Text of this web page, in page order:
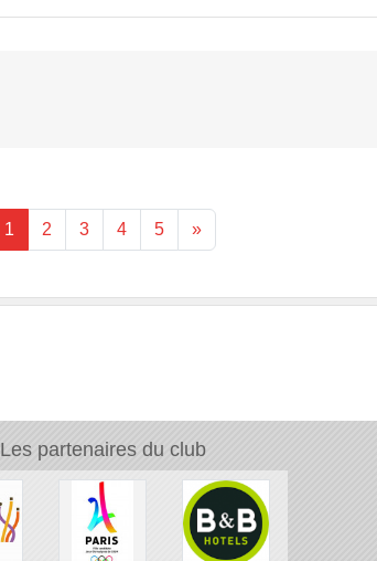
1 2 3 4 5 »
Les partenaires du club